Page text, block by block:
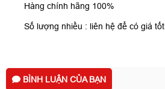
Hàng chính hãng 100%
Số lượng nhiều : liên hệ để có giá tốt
BÌNH LUẬN CỦA BẠN